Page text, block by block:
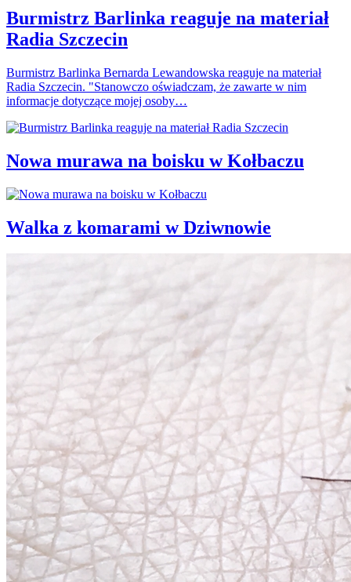
Burmistrz Barlinka reaguje na materiał
Radia Szczecin
Burmistrz Barlinka Bernarda Lewandowska reaguje na materiał
Radia Szczecin. "Stanowczo oświadczam, że zawarte w nim
informacje dotyczące mojej osoby…
Nowa murawa na boisku w Kołbaczu
Walka z komarami w Dziwnowie